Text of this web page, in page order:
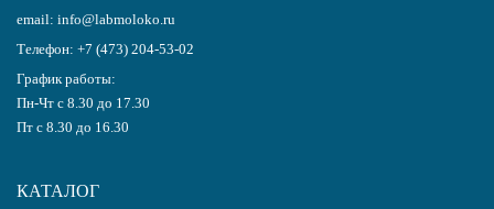
email: info@labmoloko.ru
Телефон: +7 (473) 204-53-02
График работы:
Пн-Чт с 8.30 до 17.30
Пт с 8.30 до 16.30
КАТАЛОГ